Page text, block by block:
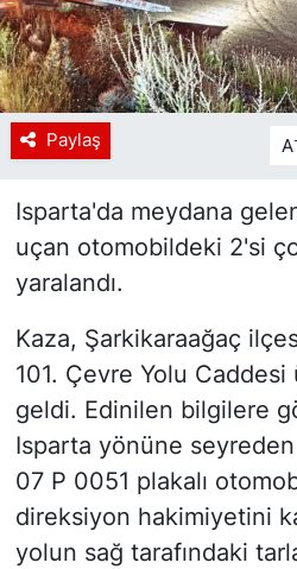
Paylaş A
Isparta'da meydana
uçan otomobildeki 2'si
yaralandı.
Kaza, Şarkikaraağaç
101. Çevre Yolu
geldi. Edinilen bilgilere
Isparta yönüne
07 P 0051 plakalı
direksiyon hakimiyetini
yolun sağ tarafındaki
Haberde insan
Tanıtım